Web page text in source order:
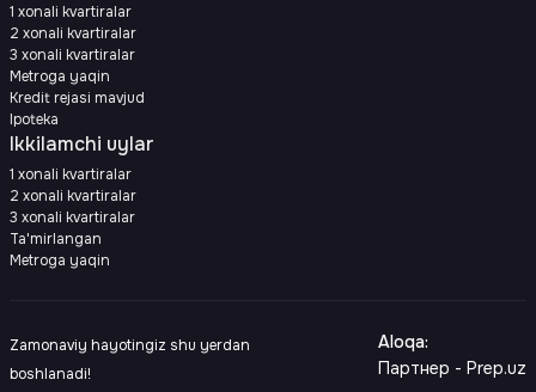
1 xonali kvartiralar
2 xonali kvartiralar
3 xonali kvartiralar
Metroga yaqin
Kredit rejasi mavjud
Ipoteka
Ikkilamchi uylar
1 xonali kvartiralar
2 xonali kvartiralar
3 xonali kvartiralar
Ta'mirlangan
Metroga yaqin
Zamonaviy hayotingiz shu yerdan
boshlanadi!
Aloqa:
Партнер - Prep.uz